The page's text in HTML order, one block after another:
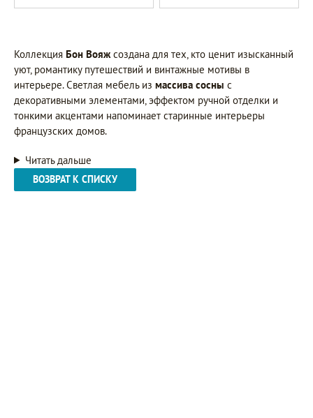
Коллекция Бон Вояж создана для тех, кто ценит изысканный
уют, романтику путешествий и винтажные мотивы в
интерьере. Светлая мебель из массива сосны с
декоративными элементами, эффектом ручной отделки и
тонкими акцентами напоминает старинные интерьеры
французских домов.
Читать дальше
ВОЗВРАТ К СПИСКУ